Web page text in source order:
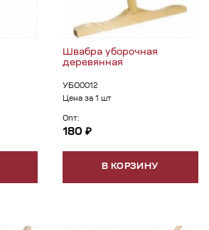
Швабра уборочная
деревянная
УБО0012
Цена за 1 шт
Опт:
180 ₽
В КОРЗИНУ